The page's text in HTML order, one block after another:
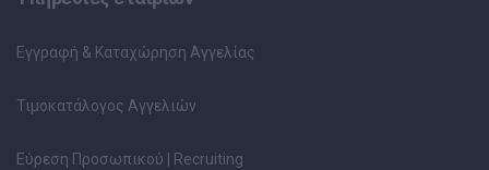
Εγγραφή & Καταχώρηση Αγγελίας
Τιμοκατάλογος Αγγελιών
Εύρεση Προσωπικού | Recruiting